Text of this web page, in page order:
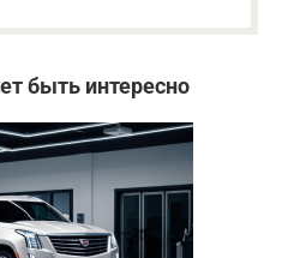
быть интересно